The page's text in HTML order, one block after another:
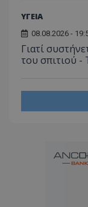
ΥΓΕΙΑ
08.08.2026 -
Γιατί
του σπιτιού -